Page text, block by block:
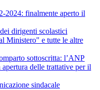
2024: finalmente aperto il
dirigenti scolastici
Ministero" e tutte le altre
sottoscritta: l’ANP
apertura delle trattative per il
sindacale